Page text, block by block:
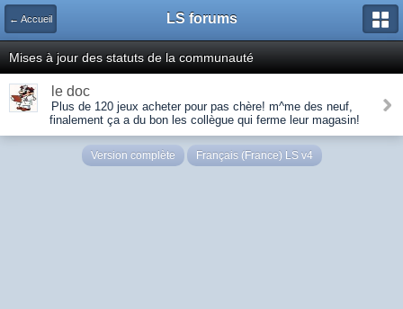
← Accueil LS forums
Mises à jour des statuts de la communauté
le doc
Plus de 120 jeux acheter pour pas chère! m^me des neuf,
finalement ça a du bon les collègue qui ferme leur magasin!
Version complète Français (France) LS v4